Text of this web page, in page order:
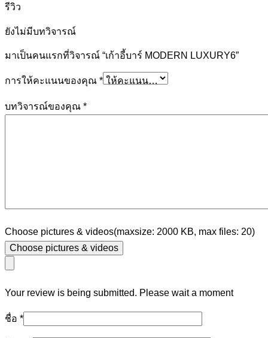
รีวิว
ยังไม่มีบทวิจารณ์
มาเป็นคนแรกที่วิจารณ์ “เก้าอี้บาร์ MODERN LUXURY6”
การให้คะแนนของคุณ *
บทวิจารณ์ของคุณ *
Choose pictures & videos(maxsize: 2000 KB, max files: 20)
Choose pictures & videos
Your review is being submitted. Please wait a moment
ชื่อ *